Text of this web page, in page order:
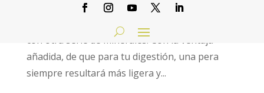
una de las principales. Porque contiene hierro y
porque, además, también fortalece tu cuerpo
con otra serie de minerales. Con la ventaja
añadida, de que para tu digestión, una pera
siempre resultará más ligera y...